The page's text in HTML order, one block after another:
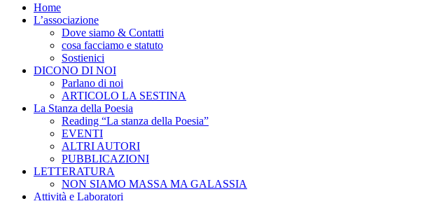
Home
L’associazione
Dove siamo & Contatti
cosa facciamo e statuto
Sostienici
DICONO DI NOI
Parlano di noi
ARTICOLO LA SESTINA
La Stanza della Poesia
Reading “La stanza della Poesia”
EVENTI
ALTRI AUTORI
PUBBLICAZIONI
LETTERATURA
NON SIAMO MASSA MA GALASSIA
Attività e Laboratori